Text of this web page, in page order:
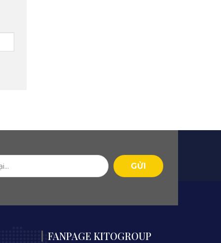
FANPAGE KITOGROUP